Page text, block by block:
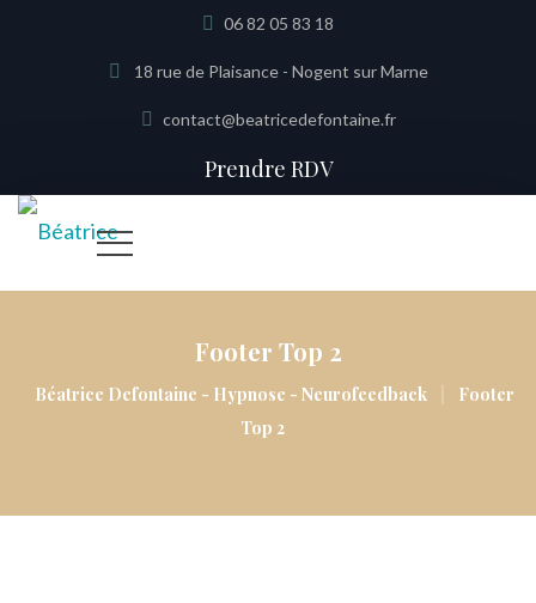
06 82 05 83 18
18 rue de Plaisance - Nogent sur Marne
contact@beatricedefontaine.fr
Prendre RDV
Footer Top 2
Béatrice Defontaine - Hypnose - Neurofeedback |
Footer
Top 2